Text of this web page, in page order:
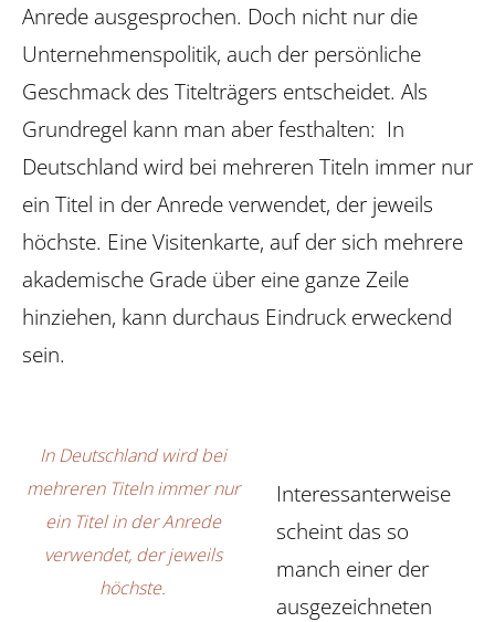
Anrede ausgesprochen. Doch nicht nur die
Unternehmenspolitik, auch der persönliche
Geschmack des Titelträgers entscheidet. Als
Grundregel kann man aber festhalten: In
Deutschland wird bei mehreren Titeln immer nur
ein Titel in der Anrede verwendet, der jeweils
höchste. Eine Visitenkarte, auf der sich mehrere
akademische Grade über eine ganze Zeile
hinziehen, kann durchaus Eindruck erweckend
sein.
In Deutschland wird bei
mehreren Titeln immer nur
ein Titel in der Anrede
verwendet, der jeweils
höchste.
Interessanterweise
scheint das so
manch einer der
ausgezeichneten